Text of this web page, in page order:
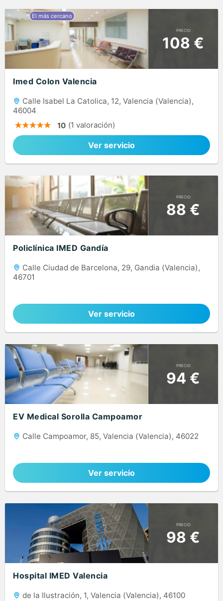
PRECIO
108 €
Imed Colon Valencia
Calle Isabel La Catolica, 12, Valencia (Valencia),
46004
10 (1 valoración)
Ver servicio
PRECIO
88 €
Policlínica IMED Gandía
Calle Ciudad de Barcelona, 29, Gandia (Valencia),
46701
Ver servicio
PRECIO
94 €
EV Medical Sorolla Campoamor
Calle Campoamor, 85, Valencia (Valencia), 46022
Ver servicio
PRECIO
98 €
Hospital IMED Valencia
de la Ilustración, 1, Valencia (Valencia), 46100